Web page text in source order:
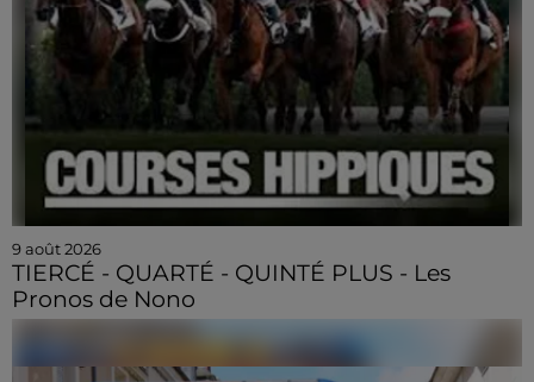
9 août 2026
TIERCÉ - QUARTÉ - QUINTÉ PLUS - Les
Pronos de Nono